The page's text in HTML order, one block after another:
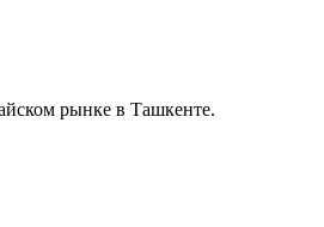
рынке в Ташкенте.